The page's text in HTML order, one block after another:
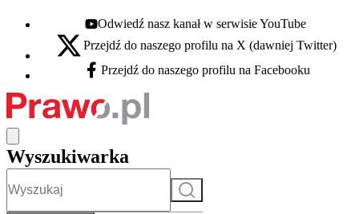
Youtube - otwiera się w nowej karcie
Odwiedź nasz kanał w serwisie YouTube
X - otwiera się w nowej karcie
Przejdź do naszego profilu na X (dawniej Twitter)
Facebook - otwiera się w nowej karcie
Przejdź do naszego profilu na Facebooku
Wyszukiwarka
Szukaj